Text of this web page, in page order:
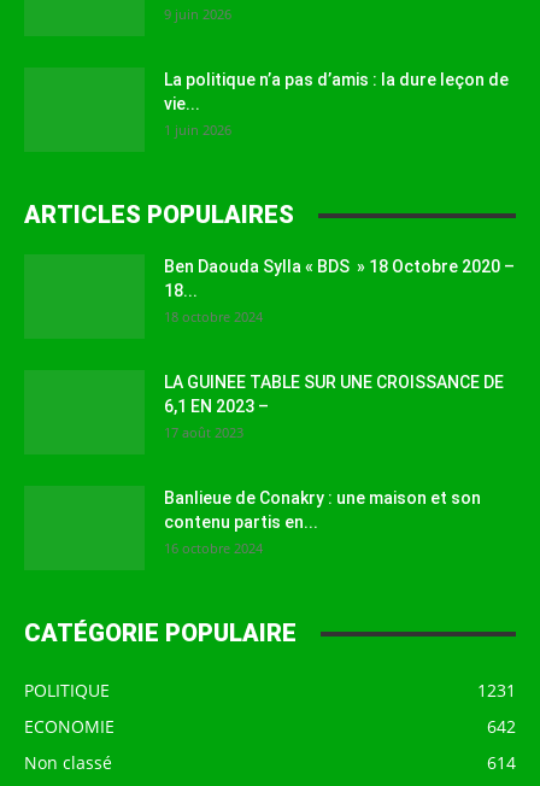
9 juin 2026
La politique n’a pas d’amis : la dure leçon de
vie...
1 juin 2026
ARTICLES POPULAIRES
Ben Daouda Sylla « BDS » 18 Octobre 2020 –
18...
18 octobre 2024
LA GUINEE TABLE SUR UNE CROISSANCE DE
6,1 EN 2023 –
17 août 2023
Banlieue de Conakry : une maison et son
contenu partis en...
16 octobre 2024
CATÉGORIE POPULAIRE
POLITIQUE
1231
ECONOMIE
642
Non classé
614